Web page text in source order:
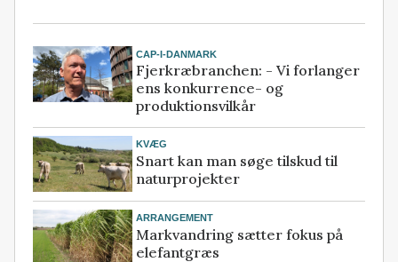
CAP-I-DANMARK
Fjerkræbranchen: - Vi forlanger
ens konkurrence- og
produktionsvilkår
KVÆG
Snart kan man søge tilskud til
naturprojekter
ARRANGEMENT
Markvandring sætter fokus på
elefantgræs